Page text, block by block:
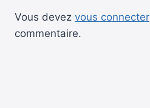
Vous devez vous connecter
commentaire.